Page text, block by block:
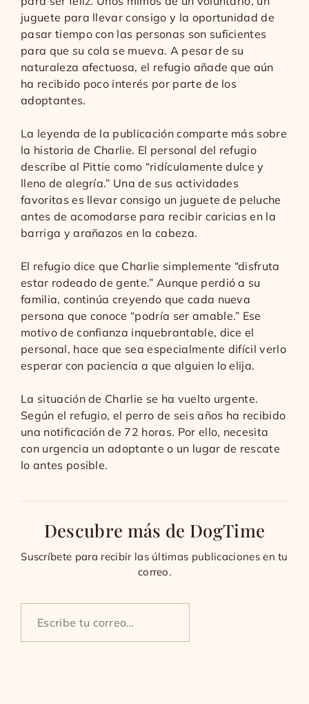
juguete para llevar consigo y la oportunidad de
pasar tiempo con las personas son suficientes
para que su cola se mueva. A pesar de su
naturaleza afectuosa, el refugio añade que aún
ha recibido poco interés por parte de los
adoptantes.
La leyenda de la publicación comparte más sobre
la historia de Charlie. El personal del refugio
describe al Pittie como “ridículamente dulce y
lleno de alegría.” Una de sus actividades
favoritas es llevar consigo un juguete de peluche
antes de acomodarse para recibir caricias en la
barriga y arañazos en la cabeza.
El refugio dice que Charlie simplemente “disfruta
estar rodeado de gente.” Aunque perdió a su
familia, continúa creyendo que cada nueva
persona que conoce “podría ser amable.” Ese
motivo de confianza inquebrantable, dice el
personal, hace que sea especialmente difícil verlo
esperar con paciencia a que alguien lo elija.
La situación de Charlie se ha vuelto urgente.
Según el refugio, el perro de seis años ha recibido
una notificación de 72 horas. Por ello, necesita
con urgencia un adoptante o un lugar de rescate
lo antes posible.
Descubre más de DogTime
Suscríbete para recibir las últimas publicaciones en tu
correo.
correo…